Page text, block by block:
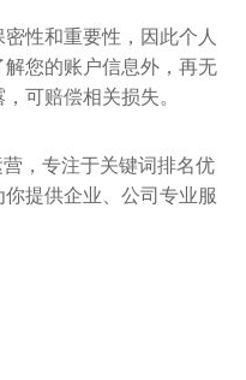
性和重要性，因此个人
您的账户信息外，再无
可赔偿相关损失。
，专注于关键词排名优
提供企业、公司专业服